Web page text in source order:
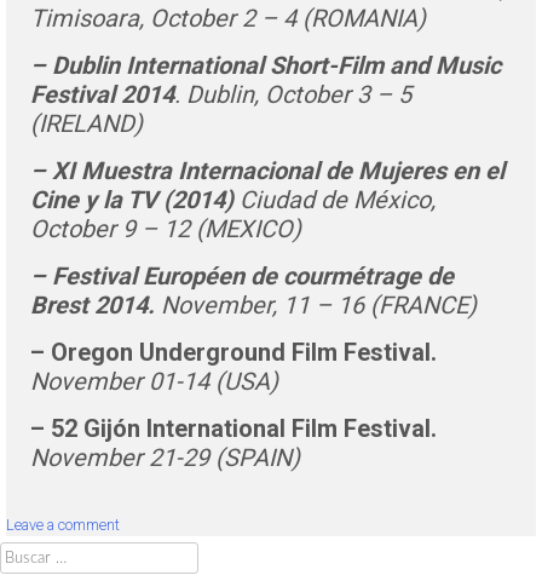
Timisoara, October 2 – 4 (ROMANIA)
– Dublin International Short-Film and Music
Festival 2014. Dublin, October 3 – 5
(IRELAND)
– XI Muestra Internacional de Mujeres en el
Cine y la TV (2014)Ciudad de México,
October 9 – 12 (MEXICO)
– Festival Européen de courmétrage de
Brest 2014. November, 11 – 16 (FRANCE)
– Oregon Underground Film Festival.
November 01-14 (USA)
– 52 Gijón International Film Festival.
November 21-29 (SPAIN)
Leave a comment
Buscar: